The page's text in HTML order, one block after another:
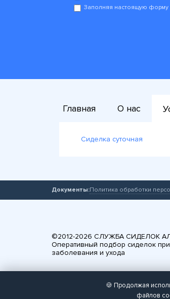
Заполняя настоящую
Главная О нас
Сиделка суточная
Документы:Политика обработки
©2012-2026 СЛУЖБА СИДЕЛОК
Оперативный подбор сиделок
заболевания и ухода
🍪 Продолжая
файлов